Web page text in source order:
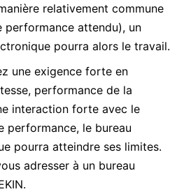
relativement commune
performance attendu), un
pourra alors le travail.
une exigence forte en
performance de la
interaction forte avec le
performance, le bureau
pourra atteindre ses limites.
adresser à un bureau